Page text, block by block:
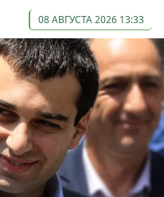
08 АВГУСТА 2026 13:33